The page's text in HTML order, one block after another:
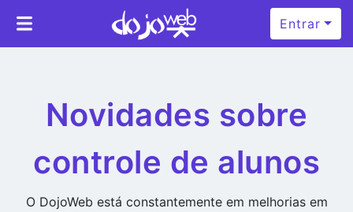
Entrar
Novidades sobre
controle de alunos
O DojoWeb está constantemente em melhorias em